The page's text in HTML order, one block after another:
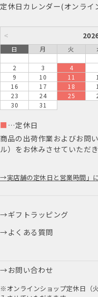
定休日カレンダー(オンライ
<
日 月 火
2
3 4
9
10 11
16
17 18
23
24 25
30
31
■ …定休日
商品の出荷作業およびお問
ル）をお休みさせていただき
実店舗の定休日と営業時間」
ギフトラッピング
よくある質問
お問い合わせ
※オンラインショップ定休日（